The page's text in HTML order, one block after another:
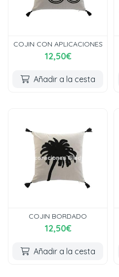
COJIN CON APLICACIONES
12,50€
Añadir a la cesta
COJIN BORDADO
12,50€
Añadir a la cesta